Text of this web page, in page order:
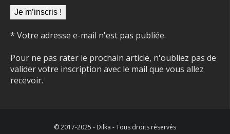
* Votre adresse e-mail n'est pas publiée.
Pour ne pas rater le prochain article, n'oubliez pas de
valider votre inscription avec le mail que vous allez
recevoir.
© 2017-2025 - Dilka - Tous droits réservés